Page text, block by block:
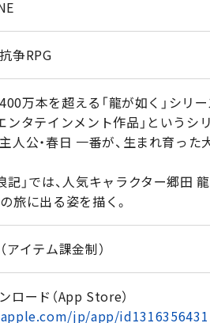
争RPG
万本を超える「龍が如く」シリ
ンタテインメント作品」というシ
人公・春日 一番が、生まれ育っ
記」では、人気キャラクター郷田
旅に出る姿を描く。
アイテム課金制）
ロード（App Store）
jp/app/id1316356431